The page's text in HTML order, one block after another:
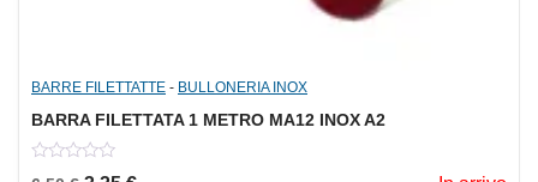
BARRE FILETTATTE - BULLONERIA INOX
BARRA FILETTATA 1 METRO MA12 INOX A2